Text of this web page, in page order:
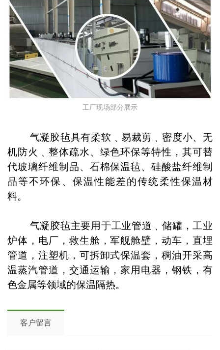
工厂现场部分展示
气凝胶毡具有柔软﹑易裁剪﹑密度小、无
机防火﹑整体疏水、绿色环保等特性，其可替
代玻璃纤维制品、石棉保温毡、硅酸盐纤维制
品等不环保、保温性能差的传统柔性保温材
料。
气凝胶毡主要用于工业管道﹑储罐，工业
炉体，电厂，救生舱，军舰舱壁，动车，直埋
管道，注塑机，可拆卸式保温套，稠油开采高
温蒸汽管道，交通运输，家用电器，钢铁，有
色金属等领域的保温隔热。
客户留言